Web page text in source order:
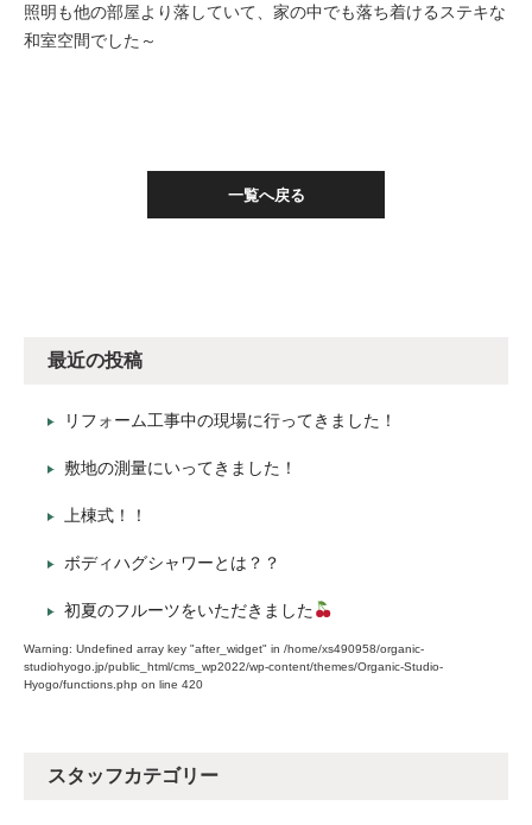
照明も他の部屋より落していて、家の中でも落ち着けるステキな
和室空間でした～
一覧へ戻る
最近の投稿
リフォーム工事中の現場に行ってきました！
敷地の測量にいってきました！
上棟式！！
ボディハグシャワーとは？？
初夏のフルーツをいただきました
Warning: Undefined array key "after_widget" in /home/xs490958/organic-
studiohyogo.jp/public_html/cms_wp2022/wp-content/themes/Organic-Studio-
Hyogo/functions.php on line 420
スタッフカテゴリー